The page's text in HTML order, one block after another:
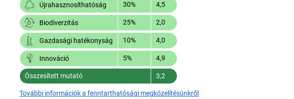
Újrahasznosíthatóság 30% 4,5
Biodiverzitás 25% 2,0
Gazdasági hatékonyság 10% 4,0
Innováció 5% 4,9
Összesített mutató 3,2
További információk a fenntarthatósági megközelítésünkről